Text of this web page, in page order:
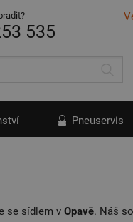
535
Pneuservis
se sídlem v Opavě. Náš